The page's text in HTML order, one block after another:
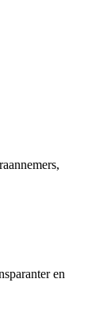
en